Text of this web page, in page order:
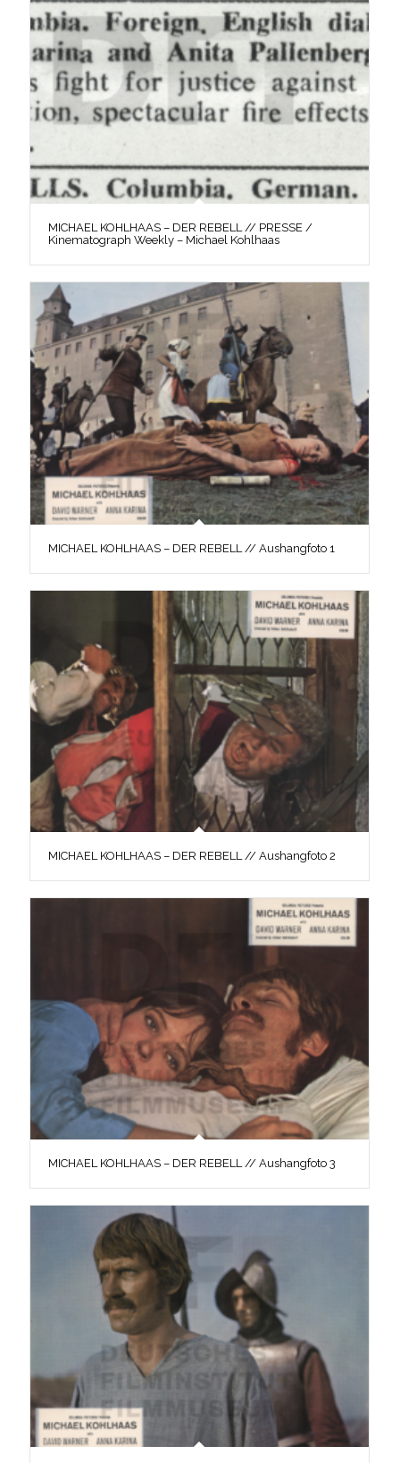
MICHAEL KOHLHAAS – DER REBELL // PRESSE /
Kinematograph Weekly – Michael Kohlhaas
MICHAEL KOHLHAAS – DER REBELL // Aushangfoto 1
MICHAEL KOHLHAAS – DER REBELL // Aushangfoto 2
MICHAEL KOHLHAAS – DER REBELL // Aushangfoto 3